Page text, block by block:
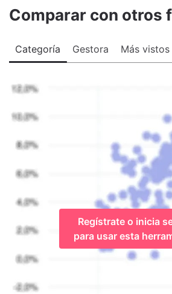
Comparar con otros
Categoría Gestora Más vistos
Regístrate o inicia
para usar esta